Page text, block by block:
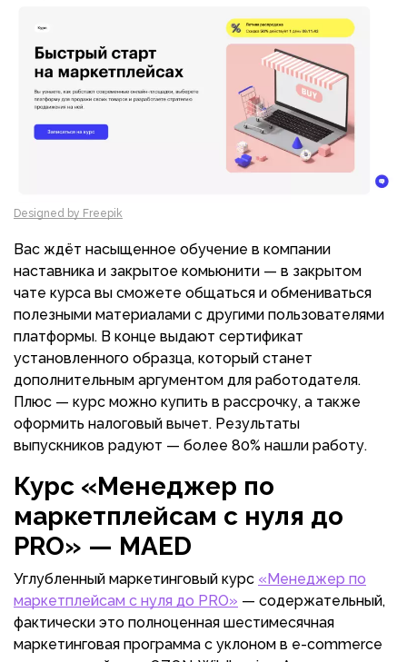
Designed by Freepik
Вас ждёт насыщенное обучение в компании
наставника и закрытое комьюнити — в закрытом
чате курса вы сможете общаться и обмениваться
полезными материалами с другими пользователями
платформы. В конце выдают сертификат
установленного образца, который станет
дополнительным аргументом для работодателя.
Плюс — курс можно купить в рассрочку, а также
оформить налоговый вычет. Результаты
выпускников радуют — более 80% нашли работу.
Курс «Менеджер по
маркетплейсам с нуля до
PRO» — MAED
Углубленный маркетинговый курс «Менеджер по
маркетплейсам с нуля до PRO» — содержательный,
фактически это полноценная шестимесячная
маркетинговая программа с уклоном в e-commerce